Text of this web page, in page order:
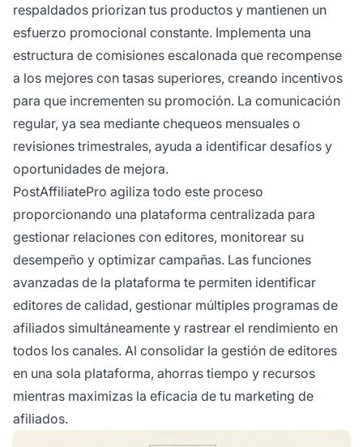
respaldados priorizan tus productos y mantienen un
esfuerzo promocional constante. Implementa una
estructura de comisiones escalonada que recompense
a los mejores con tasas superiores, creando incentivos
para que incrementen su promoción. La comunicación
regular, ya sea mediante chequeos mensuales o
revisiones trimestrales, ayuda a identificar desafíos y
oportunidades de mejora.
PostAffiliatePro agiliza todo este proceso
proporcionando una plataforma centralizada para
gestionar relaciones con editores, monitorear su
desempeño y optimizar campañas. Las funciones
avanzadas de la plataforma te permiten identificar
editores de calidad, gestionar múltiples programas de
afiliados simultáneamente y rastrear el rendimiento en
todos los canales. Al consolidar la gestión de editores
en una sola plataforma, ahorras tiempo y recursos
mientras maximizas la eficacia de tu marketing de
afiliados.